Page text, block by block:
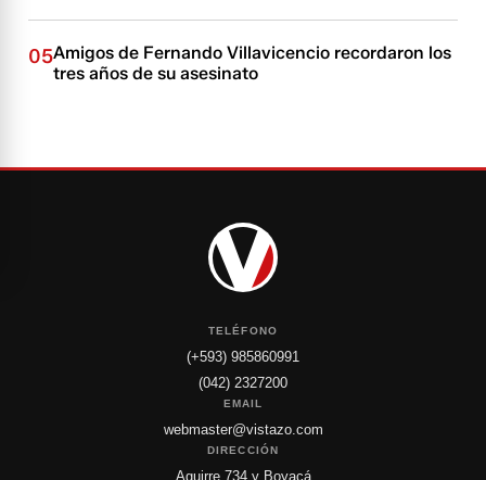
05Amigos de Fernando Villavicencio recordaron los
tres años de su asesinato
TELÉFONO
(+593) 985860991
(042) 2327200
EMAIL
webmaster@vistazo.com
DIRECCIÓN
Aguirre 734 y Boyacá